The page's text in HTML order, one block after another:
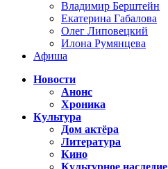
Владимир Берштейн
Екатерина Габалова
Олег Липовецкий
Илона Румянцева
Афиша
Новости
Анонс
Хроника
Культура
Дом актёра
Литература
Кино